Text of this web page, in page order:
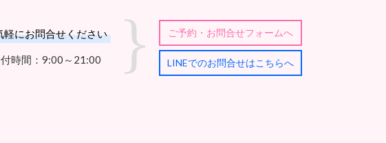
軽にお問合せください
時間：9:00～21:00
ご予約・お問合せフォームへ
LINEでのお問合せはこちらへ